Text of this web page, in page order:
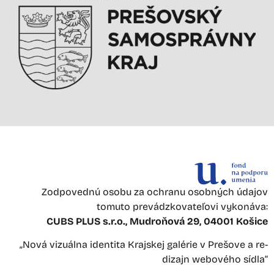
Zodpovednú osobu za ochranu osobných údajov
tomuto prevádzkovateľovi vykonáva:
CUBS PLUS s.r.o., Mudroňová 29, 04001 Košice
„Nová vizuálna identita Krajskej galérie v Prešove a re-
dizajn webového sídla“